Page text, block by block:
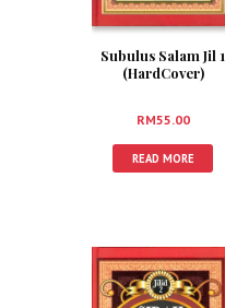
Subulus Salam Jil 1
(HardCover)
RM55.00
READ MORE